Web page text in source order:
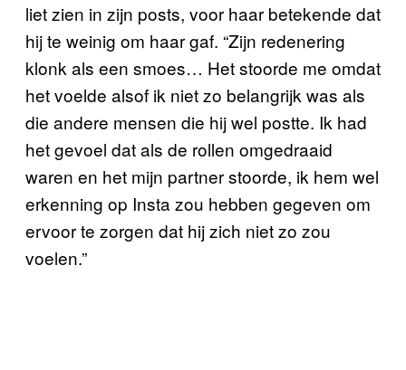
liet zien in zijn posts, voor haar betekende dat
hij te weinig om haar gaf. “Zijn redenering
klonk als een smoes… Het stoorde me omdat
het voelde alsof ik niet zo belangrijk was als
die andere mensen die hij wel postte. Ik had
het gevoel dat als de rollen omgedraaid
waren en het mijn partner stoorde, ik hem wel
erkenning op Insta zou hebben gegeven om
ervoor te zorgen dat hij zich niet zo zou
voelen.”